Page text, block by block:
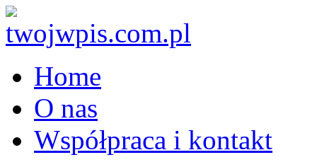
Home
O nas
Współpraca i kontakt